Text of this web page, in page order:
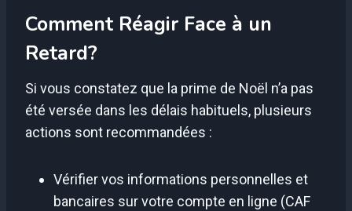
Comment Réagir Face à un
Retard?
Si vous constatez que la prime de Noël n’a pas
été versée dans les délais habituels, plusieurs
actions sont recommandées :
Vérifier vos informations personnelles et
bancaires sur votre compte en ligne (CAF